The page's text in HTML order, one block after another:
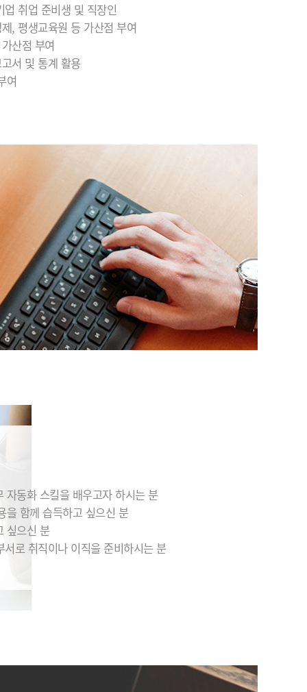
취업 준비생 및 직장인
, 평생교육원 등 가산점 부여
산점 부여
서 및 통계 활용
여
자동화 스킬을 배우고자 하시는 분
을 함께 습득하고 싶으신 분
싶으신 분
로 취직이나 이직을 준비하시는 분